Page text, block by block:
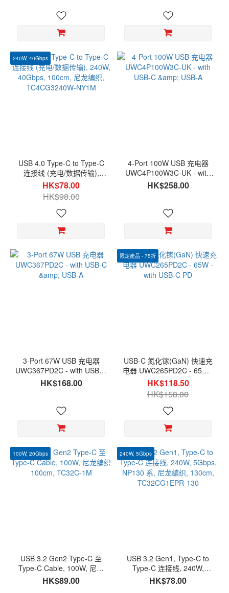
240W, 40Gbps
USB 4.0 Type-C to Type-C
连接线 (充电/数据传输),
240W, 40Gbps, 100cm, 尼
龙编织, TC4CG3240W-
NY1M
HK$78.00
HK$98.00
4-Port 100W USB 充电器
UWC4P100W3C-UK - with
USB-C & USB-A
HK$258.00
3-Port 67W USB 充电器
UWC367PD2C - with USB-C
& USB-A
HK$168.00
限定產品 - 75折
USB-C 氮化镓(GaN) 快速充
电器 UWC265PD2C - 65W -
with USB-C PD
HK$118.50
HK$158.00
100W, 20Gbps
USB 3.2 Gen2 Type-C 至
Type-C Cable, 100W, 尼龙
编织 100cm, TC32C-1M
HK$89.00
240W, 5Gbps
USB 3.2 Gen1, Type-C to
Type-C 连接线, 240W,
5Gbps, NP130 系, 尼龙编织,
130cm, TC32CG1EPR-130
HK$78.00